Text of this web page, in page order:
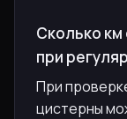
Сколько км
при
При
цистерны